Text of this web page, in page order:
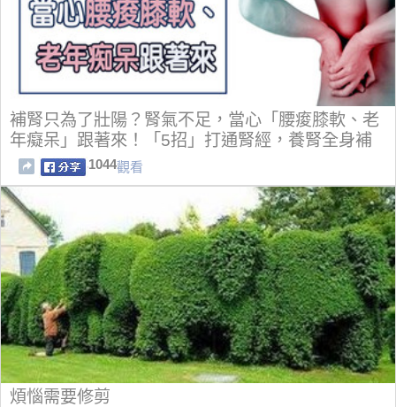
補腎只為了壯陽？腎氣不足，當心「腰痠膝軟、老
年癡呆」跟著來！「5招」打通腎經，養腎全身補
1044觀看
煩惱需要修剪